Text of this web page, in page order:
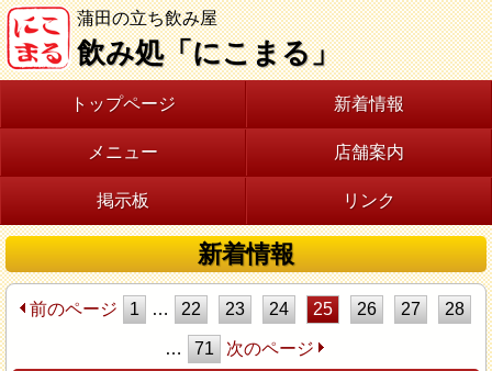
蒲田の立ち飲み屋
飲み処「にこまる」
トップページ 新着情報
メニュー 店舗案内
掲示板 リンク
新着情報
前のページ 1 … 22 23 24 25 26 27 28
… 71 次のページ